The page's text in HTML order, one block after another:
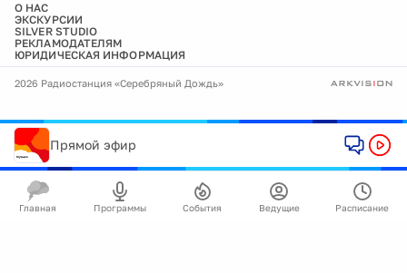
О НАС
ЭКСКУРСИИ
SILVER STUDIO
РЕКЛАМОДАТЕЛЯМ
ЮРИДИЧЕСКАЯ ИНФОРМАЦИЯ
2026 Радиостанция «Серебряный Дождь»
Прямой эфир
Главная Программы События Ведущие Расписание